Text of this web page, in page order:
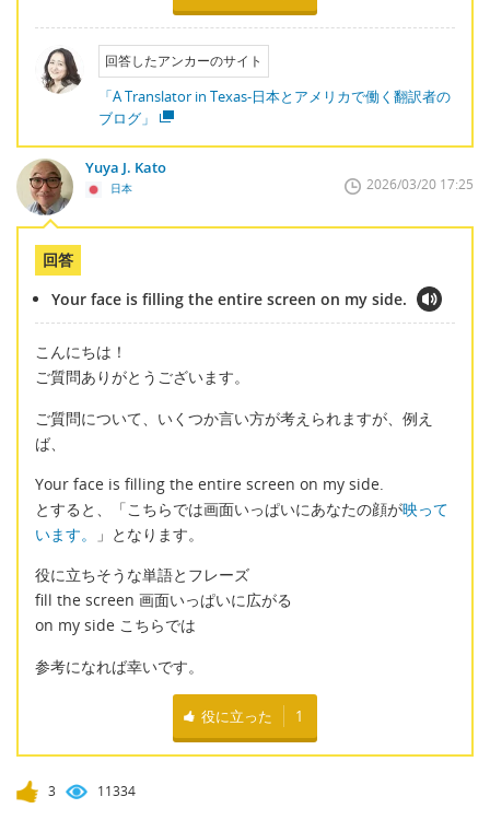
回答したアンカーのサイト
「A Translator in Texas-日本とアメリカで働く翻訳者の
ブログ」
Yuya J. Kato
日本 2026/03/20 17:25
回答
Your face is filling the entire screen on my side.
こんにちは！
ご質問ありがとうございます。
ご質問について、いくつか言い方が考えられますが、例え
ば、
Your face is filling the entire screen on my side.
とすると、「こちらでは画面いっぱいにあなたの顔が映って
います。
」となります。
役に立ちそうな単語とフレーズ
fill the screen 画面いっぱいに広がる
on my side こちらでは
参考になれば幸いです。
役に立った 1
3 11334